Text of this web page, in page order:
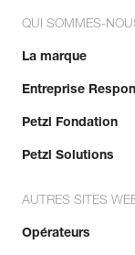
QUI SOMMES-
La marque
Entreprise
Petzl Fondation
Petzl Solutions
AUTRES SITES
Opérateurs